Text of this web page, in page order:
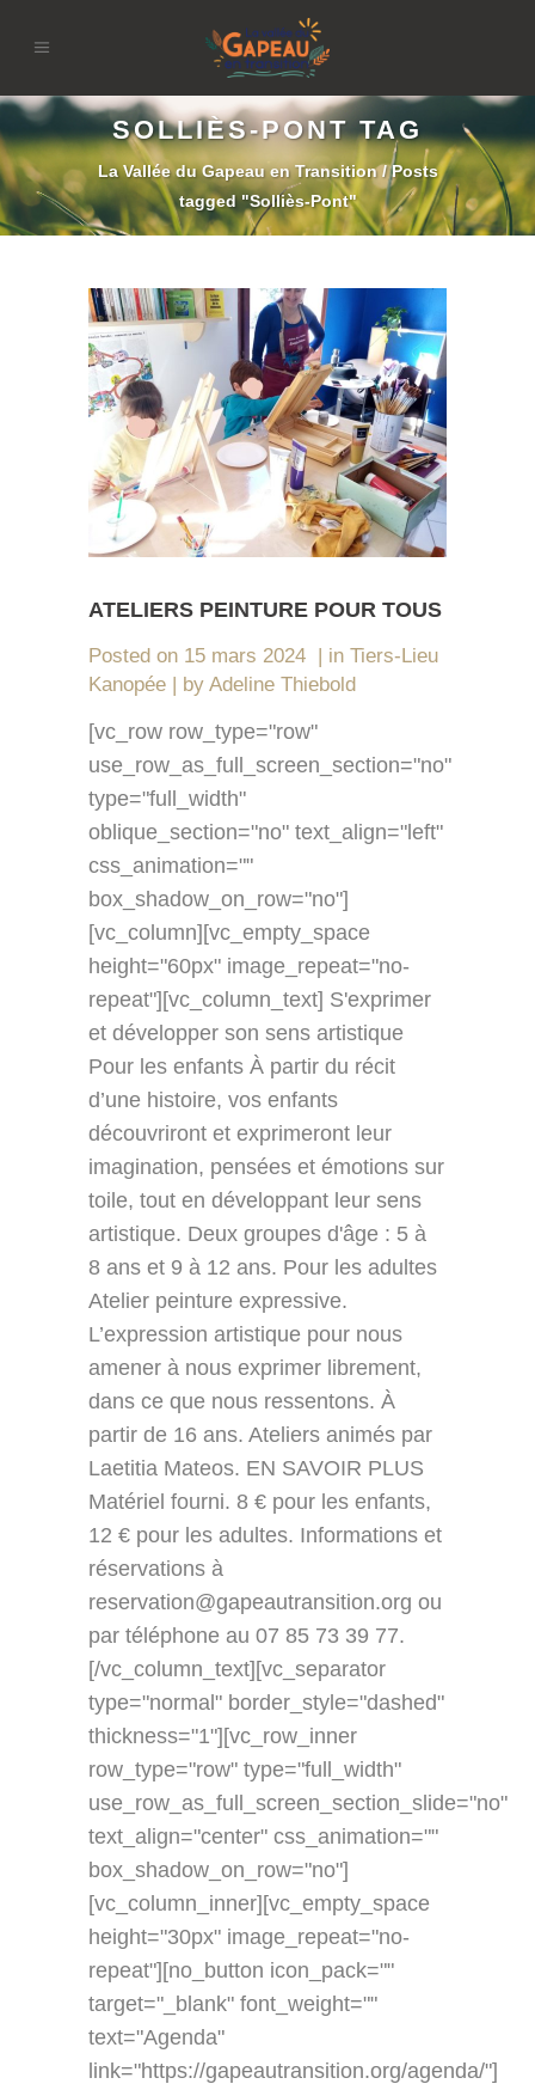
SOLLIÈS-PONT TAG
La Vallée du Gapeau en Transition/Posts
tagged "Solliès-Pont"
ATELIERS PEINTURE POUR TOUS
Posted on 15 mars 2024 in Tiers-Lieu
Kanopée
by Adeline Thiebold
[vc_row row_type="row"
use_row_as_full_screen_section="no"
type="full_width"
oblique_section="no" text_align="left"
css_animation=""
box_shadow_on_row="no"]
[vc_column][vc_empty_space
height="60px" image_repeat="no-
repeat"][vc_column_text] S'exprimer
et développer son sens artistique
Pour les enfants À partir du récit
d’une histoire, vos enfants
découvriront et exprimeront leur
imagination, pensées et émotions sur
toile, tout en développant leur sens
artistique. Deux groupes d'âge : 5 à
8 ans et 9 à 12 ans. Pour les adultes
Atelier peinture expressive.
L’expression artistique pour nous
amener à nous exprimer librement,
dans ce que nous ressentons. À
partir de 16 ans. Ateliers animés par
Laetitia Mateos. EN SAVOIR PLUS
Matériel fourni. 8 € pour les enfants,
12 € pour les adultes. Informations et
réservations à
reservation@gapeautransition.org ou
par téléphone au 07 85 73 39 77.
[/vc_column_text][vc_separator
type="normal" border_style="dashed"
thickness="1"][vc_row_inner
row_type="row" type="full_width"
use_row_as_full_screen_section_slide="no"
text_align="center" css_animation=""
box_shadow_on_row="no"]
[vc_column_inner][vc_empty_space
height="30px" image_repeat="no-
repeat"][no_button icon_pack=""
target="_blank" font_weight=""
text="Agenda"
link="https://gapeautransition.org/agenda/"]